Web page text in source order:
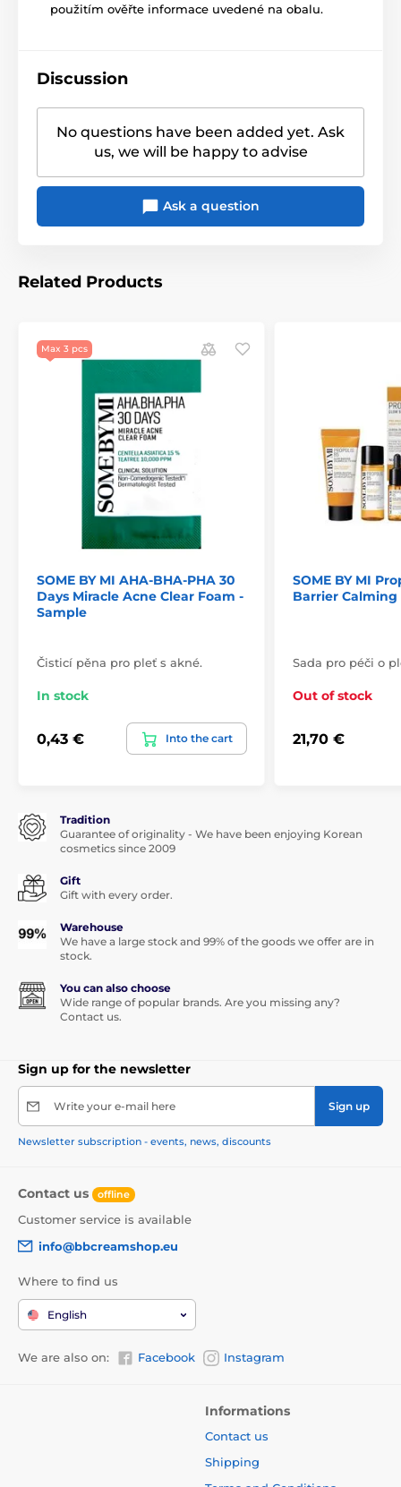
použitím ověřte informace uvedené na obalu.
Discussion
No questions have been added yet. Ask
us, we will be happy to advise
Ask a question
Related Products
Max 3 pcs
SOME BY MI AHA-BHA-PHA 30
Days Miracle Acne Clear Foam -
Sample
Čisticí pěna pro pleť s akné.
In stock
0,43 € Into the cart
SOME BY MI
Barrier
Sada pro péči o
Out of stock
21,70 €
Tradition
Guarantee of originality - We have been enjoying Korean
cosmetics since 2009
Gift
Gift with every order.
Warehouse
We have a large stock and 99% of the goods we offer are in
stock.
You can also choose
Wide range of popular brands. Are you missing any?
Contact us.
Sign up for the newsletter
Write your e-mail here Sign up
Newsletter subscription - events, news, discounts
Contact us offline
Customer service is available
info@bbcreamshop.eu
Where to find us
English
We are also on: Facebook Instagram
Informations
Contact us
Shipping